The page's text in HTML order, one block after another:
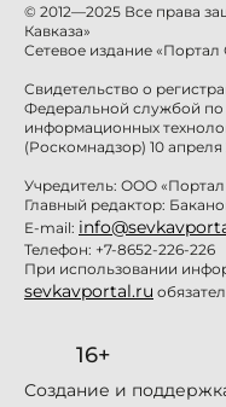
© 2012—2025 Все права
Кавказа»
Сетевое издание «Портал
Свидетельство о
Федеральной службой по
информационных
(Роскомнадзор) 10 апреля
Учредитель: ООО «Портал
Главный редактор:
E-mail:
Телефон: +7-8652-226-226
При использовании
sevkavportal.ru
16+
Создание и